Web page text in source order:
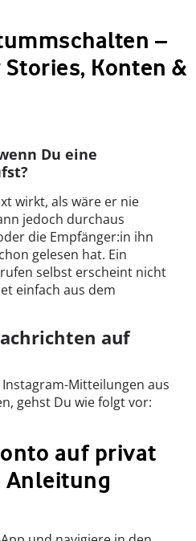
–
Stories, Konten &
Du eine
wirkt, als wäre er nie
jedoch durchaus
die Empfänger:in ihn
gelesen hat. Ein
selbst erscheint nicht
einfach aus dem
auf
Mitteilungen aus
gehst Du wie folgt vor:
auf privat
Anleitung